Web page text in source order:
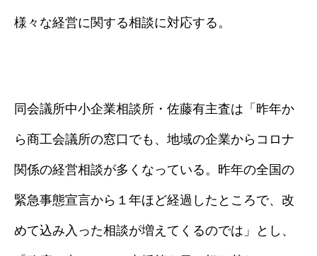
様々な経営に関する相談に対応する。
同会議所中小企業相談所・佐藤有主査は「昨年か
ら商工会議所の窓口でも、地域の企業からコロナ
関係の経営相談が多くなっている。昨年の全国の
緊急事態宣言から１年ほど経過したところで、改
めて込み入った相談が増えてくるのでは」とし、